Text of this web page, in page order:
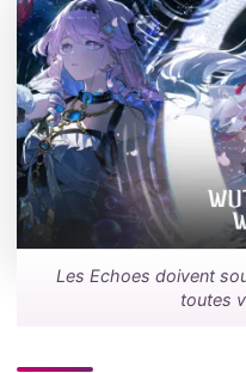
Les Echoes doivent
toutes